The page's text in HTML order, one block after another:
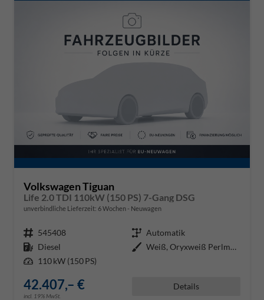
Volkswagen Tiguan
Life 2.0 TDI 110kW (150 PS) 7-Gang DSG
unverbindliche Lieferzeit: 6 Wochen Neuwagen
Fahrzeugnr. 545408 Getriebe Automatik
Kraftstoff Diesel Außenfarbe
Weiß, Oryxweiß Perlmutteffekt
Leistung 110 kW (150 PS)
42.407,– €
incl. 19% MwSt.
Details